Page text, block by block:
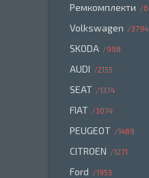
Ремкомплекти 6
Volkswagen 3794
SKODA 998
AUDI 2155
SEAT 1374
FIAT 3074
PEUGEOT 1489
CITROEN 1271
Ford 1953